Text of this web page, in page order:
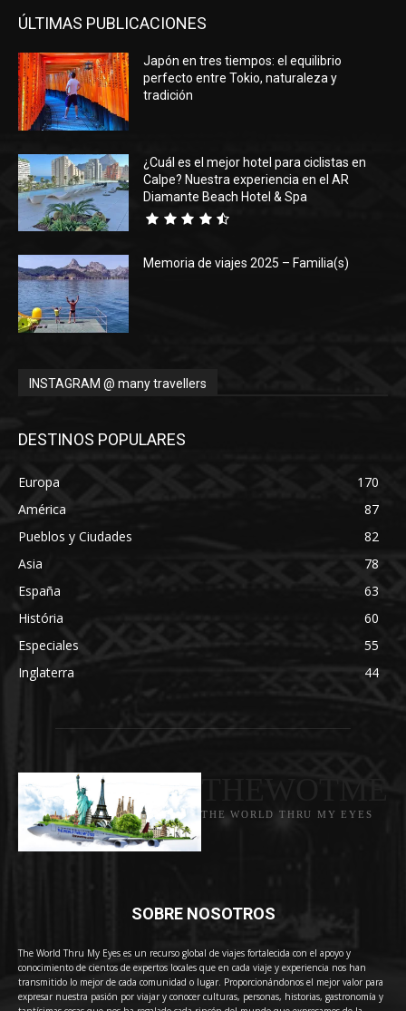
ÚLTIMAS PUBLICACIONES
Japón en tres tiempos: el equilibrio
perfecto entre Tokio, naturaleza y
tradición
¿Cuál es el mejor hotel para ciclistas en
Calpe? Nuestra experiencia en el AR
Diamante Beach Hotel & Spa
Memoria de viajes 2025 – Familia(s)
INSTAGRAM @ many travellers
DESTINOS POPULARES
Europa
170
América
87
Pueblos y Ciudades
82
Asia
78
España
63
História
60
Especiales
55
Inglaterra
44
THE WORLD THRU MY EYES
SOBRE NOSOTROS
The World Thru My Eyes es un recurso global de viajes fortalecida con el apoyo y
conocimiento de cientos de expertos locales que en cada viaje y experiencia nos han
transmitido lo mejor de cada comunidad o lugar. Proporcionándonos el mejor valor para
expresar nuestra pasión por viajar y conocer culturas, personas, historias, gastronomía y